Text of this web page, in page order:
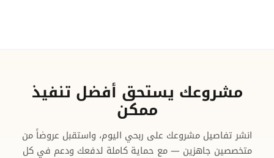
مشروعك يستحق أفضل تنفيذ
ممكن
انشر تفاصيل مشروعك على ربحي اليوم، واستقبل عروضاً من
متخصصين جاهزين — مع حماية كاملة لدفعك ودعم في كل